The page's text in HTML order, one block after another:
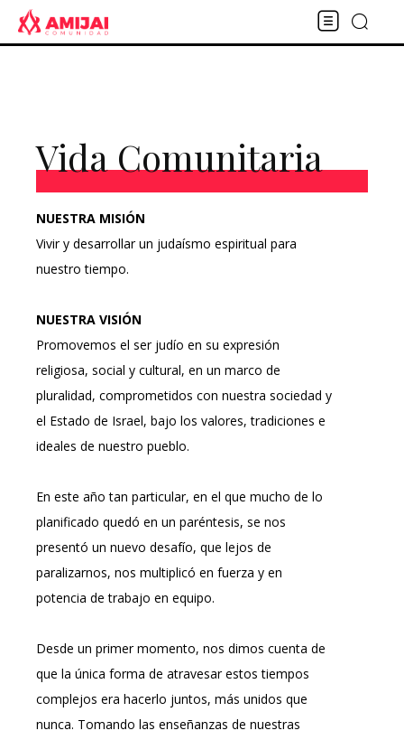
Vida Comunitaria
NUESTRA MISIÓN
Vivir y desarrollar un judaísmo espiritual para
nuestro tiempo.
NUESTRA VISIÓN
Promovemos el ser judío en su expresión
religiosa, social y cultural, en un marco de
pluralidad, comprometidos con nuestra sociedad y
el Estado de Israel, bajo los valores, tradiciones e
ideales de nuestro pueblo.
En este año tan particular, en el que mucho de lo
planificado quedó en un paréntesis, se nos
presentó un nuevo desafío, que lejos de
paralizarnos, nos multiplicó en fuerza y en
potencia de trabajo en equipo.
Desde un primer momento, nos dimos cuenta de
que la única forma de atravesar estos tiempos
complejos era hacerlo juntos, más unidos que
nunca. Tomando las enseñanzas de nuestras